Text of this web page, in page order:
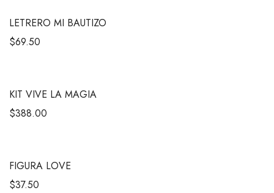
LETRERO MI BAUTIZO
$69.50
KIT VIVE LA MAGIA
$388.00
FIGURA LOVE
$37.50